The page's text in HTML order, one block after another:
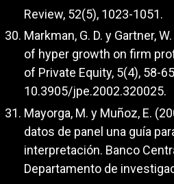
Review, 52(5), 1023-1051.
Markman, G. D. y Gartner,
of hyper growth on firm
of Private Equity, 5(4), 58-
10.3905/jpe.2002.320025.
Mayorga, M. y Muñoz, E.
datos de panel una guía
interpretación. Banco
Departamento de